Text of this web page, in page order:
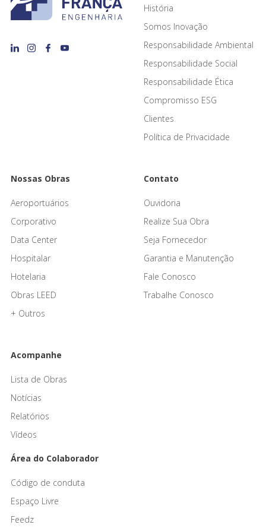
História
Somos Inovação
Responsabilidade Ambiental
Responsabilidade Social
Responsabilidade Ética
Compromisso ESG
Clientes
Política de Privacidade
Nossas Obras
Aeroportuários
Corporativo
Data Center
Hospitalar
Hotelaria
Obras LEED
+ Outros
Contato
Ouvidoria
Realize Sua Obra
Seja Fornecedor
Garantia e Manutenção
Fale Conosco
Trabalhe Conosco
Acompanhe
Lista de Obras
Notícias
Relatórios
Vídeos
Área do Colaborador
Código de conduta
Espaço Livre
Feedz